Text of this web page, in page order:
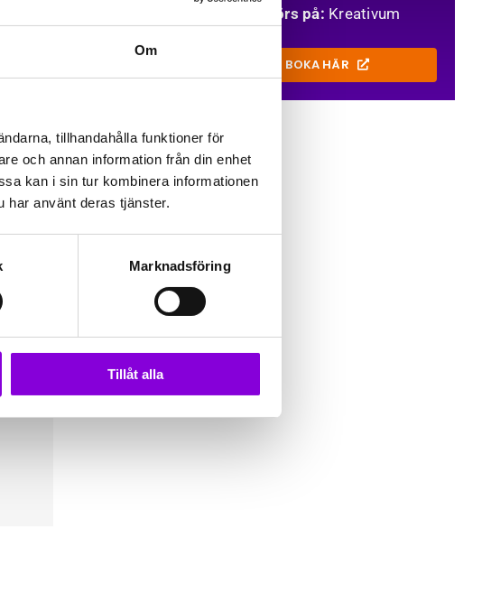
Om
tillhandahålla funktioner för
och annan information från din enhet
kan i sin tur kombinera informationen
har använt deras tjänster.
Marknadsföring
Tillåt alla
Genomförs på: Kreativum
BOKA HÄR